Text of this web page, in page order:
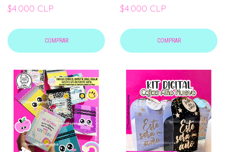
$4.000 CLP
COMPRAR
$4.000 CLP
COMPRAR